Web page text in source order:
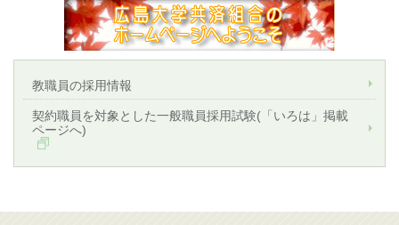
教職員の採用情報
契約職員を対象とした一般職員採用試験(「いろは」掲載
ページへ)